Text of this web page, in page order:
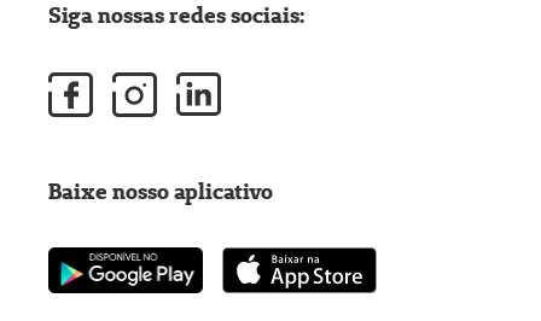
Siga nossas redes sociais:
Baixe nosso aplicativo